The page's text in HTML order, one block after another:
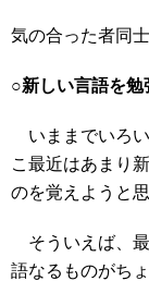
気の合った者同士
○新しい言語を勉
いままでいろい
こ最近はあまり
のを覚えようと
そういえば、
語なるものがち